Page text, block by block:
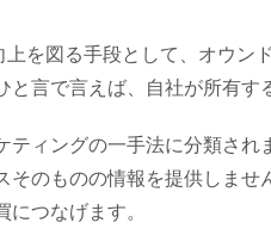
を図る手段として、オウン
言で言えば、自社が所有す
ティングの一手法に分類さ
そのものの情報を提供しま
つなげます。